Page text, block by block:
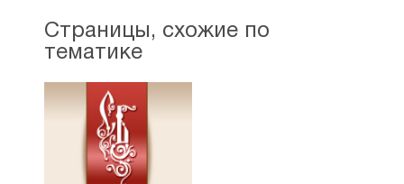
Страницы, схожие по
тематике